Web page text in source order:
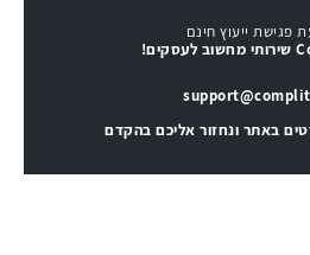
פגישת ייעוץ חינם
באתר ונחזור אליכם בהקדם